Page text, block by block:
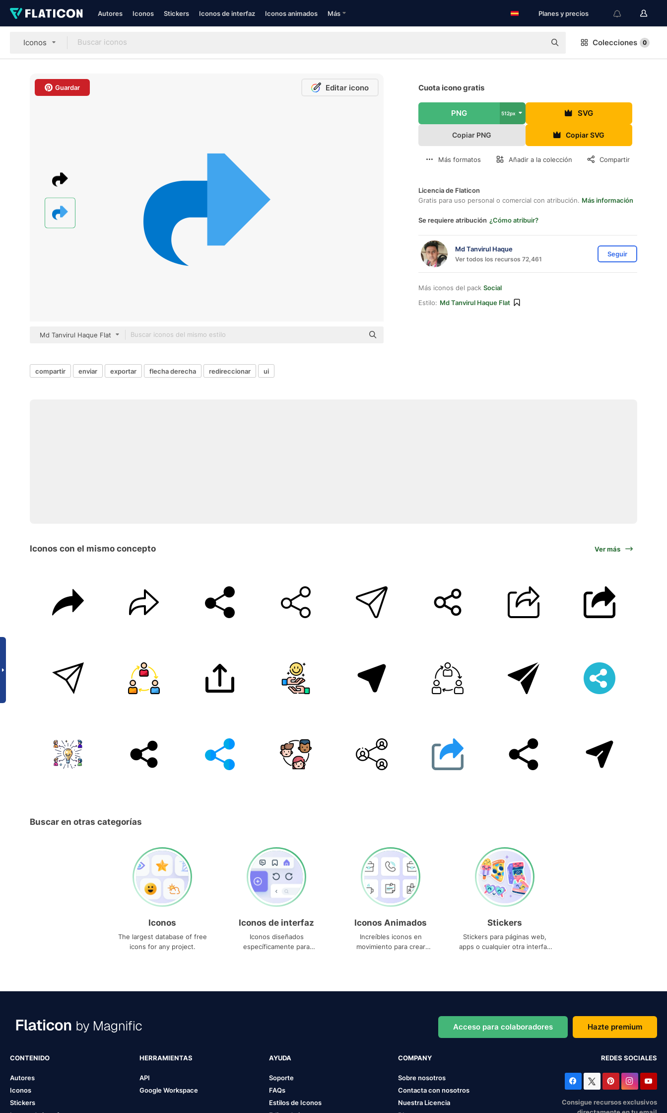
Autores Iconos Stickers Iconos de interfaz Iconos animados Más Planes y precios
Iconos Colecciones 0
Guardar Editar icono
Md Tanvirul Haque Flat
Cuota icono gratis
PNG 512px SVG
Copiar PNG Copiar SVG
Más formatos Añadir a la colección Compartir
Licencia de Flaticon
Gratis para uso personal o comercial con atribución. Más información
Se requiere atribución ¿Cómo atribuir?
Md Tanvirul Haque
Ver todos los recursos 72,461
Seguir
Más iconos del pack Social
Estilo: Md Tanvirul Haque Flat
compartir enviar exportar flecha derecha redireccionar ui
Iconos con el mismo concepto Ver más
Buscar en otras categorías
Iconos
The largest database of free
icons for any project.
Iconos de interfaz
Iconos diseñados
específicamente para
Iconos Animados
Increíbles iconos en
movimiento para crear
Stickers
Stickers para páginas web,
apps o cualquier otra interfaz
Acceso para colaboradores Hazte premium
CONTENIDO
Autores
Iconos
Stickers
HERRAMIENTAS
API
Google Workspace
AYUDA
Soporte
FAQs
Estilos de Iconos
COMPANY
Sobre nosotros
Contacta con nosotros
Nuestra Licencia
REDES SOCIALES
Consigue recursos exclusivos